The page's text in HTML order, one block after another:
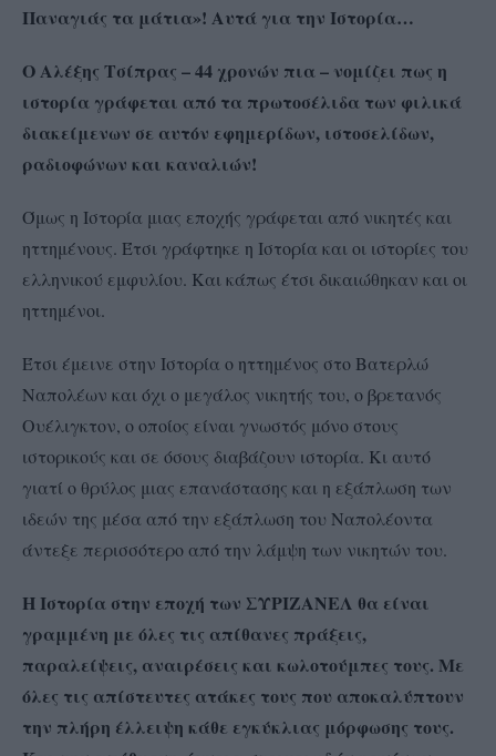
Παναγιάς τα μάτια»! Αυτά για την Ιστορία…
Ο Αλέξης Τσίπρας – 44 χρονών πια – νομίζει πως η
ιστορία γράφεται από τα πρωτοσέλιδα των φιλικά
διακείμενων σε αυτόν εφημερίδων, ιστοσελίδων,
ραδιοφώνων και καναλιών!
Όμως η Ιστορία μιας εποχής γράφεται από νικητές και
ηττημένους. Έτσι γράφτηκε η Ιστορία και οι ιστορίες του
ελληνικού εμφυλίου. Και κάπως έτσι δικαιώθηκαν και οι
ηττημένοι.
Έτσι έμεινε στην Ιστορία ο ηττημένος στο Βατερλώ
Ναπολέων και όχι ο μεγάλος νικητής του, ο βρετανός
Ουέλιγκτον, ο οποίος είναι γνωστός μόνο στους
ιστορικούς και σε όσους διαβάζουν ιστορία. Κι αυτό
γιατί ο θρύλος μιας επανάστασης και η εξάπλωση των
ιδεών της μέσα από την εξάπλωση του Ναπολέοντα
άντεξε περισσότερο από την λάμψη των νικητών του.
Η Ιστορία στην εποχή των ΣΥΡΙΖΑΝΕΛ θα είναι
γραμμένη με όλες τις απίθανες πράξεις,
παραλείψεις, αναιρέσεις και κωλοτούμπες τους. Με
όλες τις απίστευτες ατάκες τους που αποκαλύπτουν
την πλήρη έλλειψη κάθε εγκύκλιας μόρφωσης τους.